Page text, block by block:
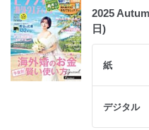
2025
日)
紙
デジタル